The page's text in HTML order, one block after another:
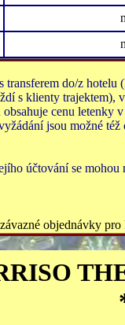
do/z
s klienty
cenu letenky
jsou možné
účtování se mohou
objednávky